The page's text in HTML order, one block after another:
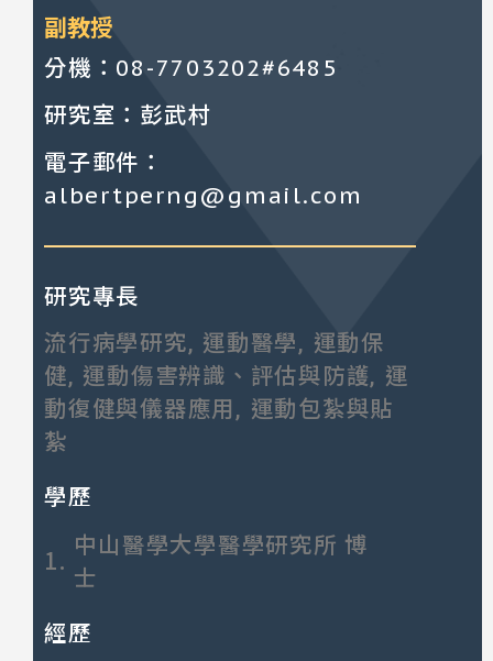
副教授
分機：08-7703202#6485
研究室：彭武村
電子郵件：
albertperng@gmail.com
研究專長
流行病學研究, 運動醫學, 運動保
健, 運動傷害辨識、評估與防護, 運
動復健與儀器應用, 運動包紮與貼
紮
學歷
1. 中山醫學大學醫學研究所 博
士
經歷